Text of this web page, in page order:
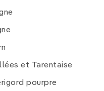
et Tarentaise
pourpre